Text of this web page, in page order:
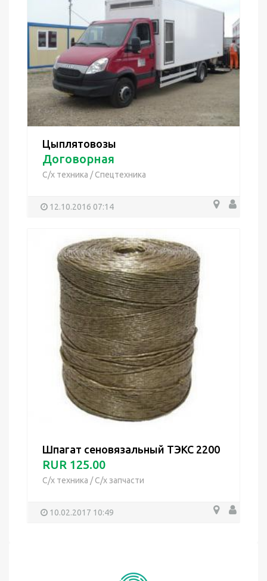
Цыплятовозы
Договорная
С/х техника /Спецтехника
12.10.2016 07:14
Шпагат сеновязальный ТЭКС 2200
RUR 125.00
С/х техника /С/х запчасти
10.02.2017 10:49